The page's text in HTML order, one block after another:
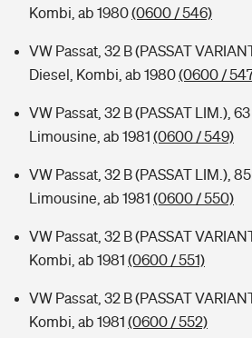
Kombi, ab 1980(0600 / 546)
VW Passat, 32 B (PASSAT
Diesel, Kombi, ab 1980(0600 /
VW Passat, 32 B (PASSAT LIM.),
Limousine, ab 1981 (0600 / 549)
VW Passat, 32 B (PASSAT LIM.),
Limousine, ab 1981 (0600 / 550)
VW Passat, 32 B (PASSAT
Kombi, ab 1981 (0600 / 551)
VW Passat, 32 B (PASSAT
Kombi, ab 1981 (0600 / 552)